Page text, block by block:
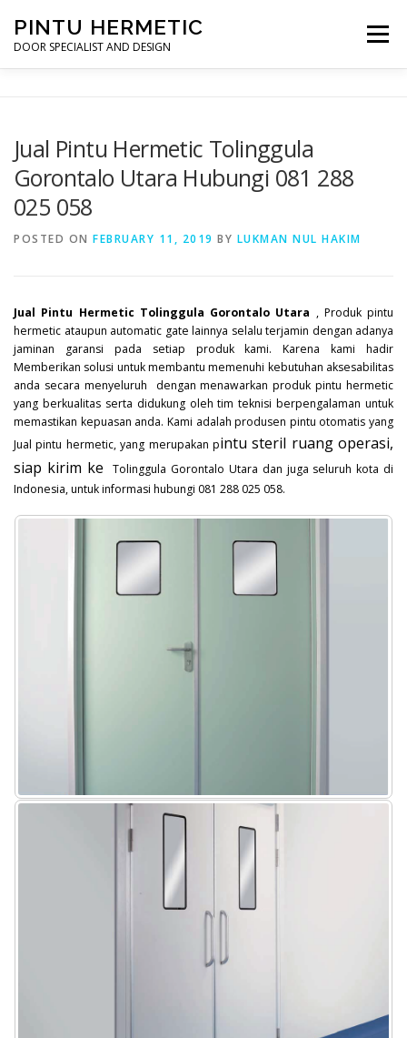
content
PINTU HERMETIC
DOOR SPECIALIST AND DESIGN
Menu
PROFILE KONTAK
Jual Pintu Hermetic Tolinggula
Gorontalo Utara Hubungi 081 288
025 058
POSTED ON FEBRUARY 11, 2019 BY LUKMAN NUL HAKIM
Jual Pintu Hermetic Tolinggula Gorontalo Utara , Produk pintu
hermetic ataupun automatic gate lainnya selalu terjamin dengan adanya
jaminan garansi pada setiap produk kami. Karena kami hadir
Memberikan solusi untuk membantu memenuhi kebutuhan aksesabilitas
anda secara menyeluruh dengan menawarkan produk pintu hermetic
yang berkualitas serta didukung oleh tim teknisi berpengalaman untuk
memastikan kepuasan anda. Kami adalah produsen pintu otomatis yang
Jual pintu hermetic, yang merupakan pintu steril ruang operasi,
siap kirim ke
Tolinggula Gorontalo Utara dan juga seluruh kota di
Indonesia, untuk informasi hubungi 081 288 025 058.